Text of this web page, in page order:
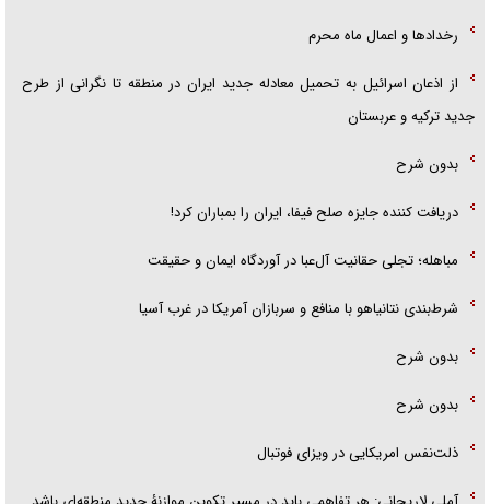
رخداد‌ها و اعمال ماه محرم
از اذعان اسرائیل به تحمیل معادله جدید ایران در منطقه تا نگرانی از طرح
جدید ترکیه و عربستان
بدون شرح
دریافت کننده جایزه صلح فیفا، ایران را بمباران کرد!
مباهله؛ تجلی حقانیت آل‌عبا در آوردگاه ایمان و حقیقت
شرط‌بندی نتانیاهو با منافع و سربازان آمریکا در غرب آسیا
بدون شرح
بدون شرح
ذلت‌نفس امریکایی در ویزای فوتبال